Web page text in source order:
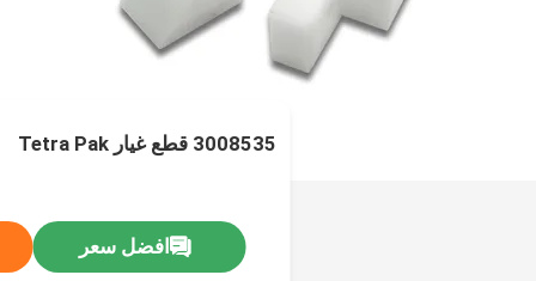
3008535 قطع غيار Tetra Pak
افضل سعر